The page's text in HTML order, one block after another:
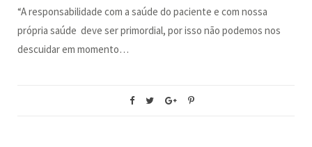
“A responsabilidade com a saúde do paciente e com nossa
própria saúde deve ser primordial, por isso não podemos nos
descuidar em momento…